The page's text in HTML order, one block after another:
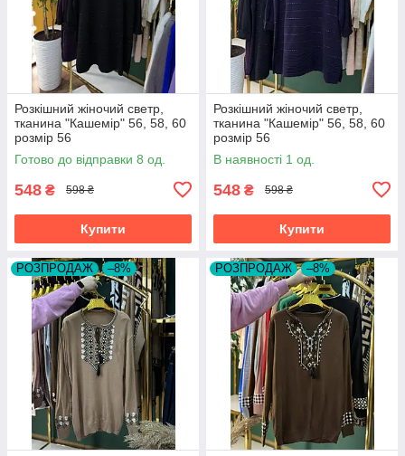
Розкішний жіночий светр,
тканина "Кашемір" 56, 58, 60
розмір 56
Готово до відправки 8 од.
548 ₴ 598 ₴
Купити
Розкішний жіночий светр,
тканина "Кашемір" 56, 58, 60
розмір 56
В наявності 1 од.
548 ₴ 598 ₴
Купити
РОЗПРОДАЖ –8% РОЗПРОДАЖ –8%